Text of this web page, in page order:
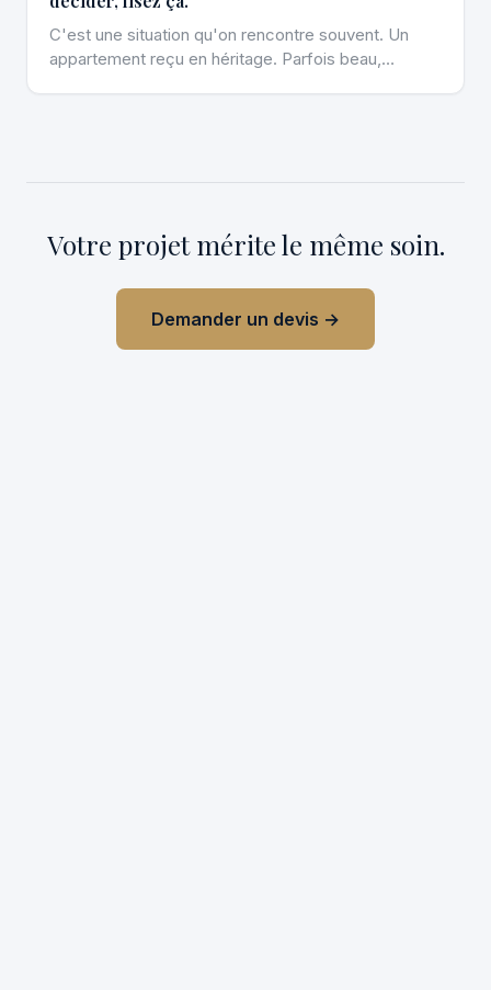
C'est une situation qu'on rencontre souvent. Un
appartement reçu en héritage. Parfois beau,
Votre projet mérite le même soin.
Demander un devis →